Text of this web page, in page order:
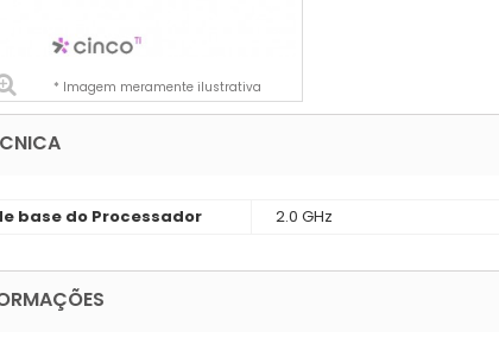
* Imagem meramente ilustrativa
base do Processador 2.0 GHz